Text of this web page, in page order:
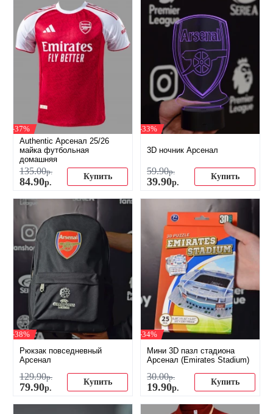
-37%
Authentic Арсенал 25/26
майка футбольная
домашняя
135.00р.
84.90р.
Купить
-33%
3D ночник Арсенал
59.90р.
39.90р.
Купить
-38%
Рюкзак повседневный
Арсенал
129.90р.
79.90р.
Купить
-34%
Мини 3D пазл стадиона
Арсенал (Emirates Stadium)
30.00р.
19.90р.
Купить